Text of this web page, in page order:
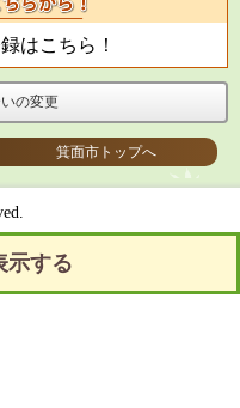
はこちら！
の変更
箕面市トップへ
示する